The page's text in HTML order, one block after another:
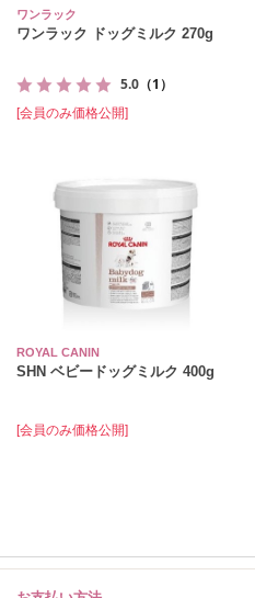
ワンラック
ワンラック ドッグミルク 270g
5.0 （1）
[会員のみ価格公開]
ROYAL CANIN
SHN ベビードッグミルク 400g
[会員のみ価格公開]